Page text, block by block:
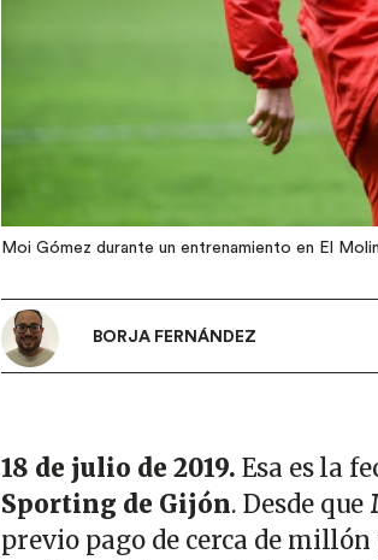
Moi Gómez durante un entrenamiento en El
BORJA FERNÁNDEZ
18 de julio de 2019. Esa es la
Sporting de Gijón. Desde que
previo pago de cerca de